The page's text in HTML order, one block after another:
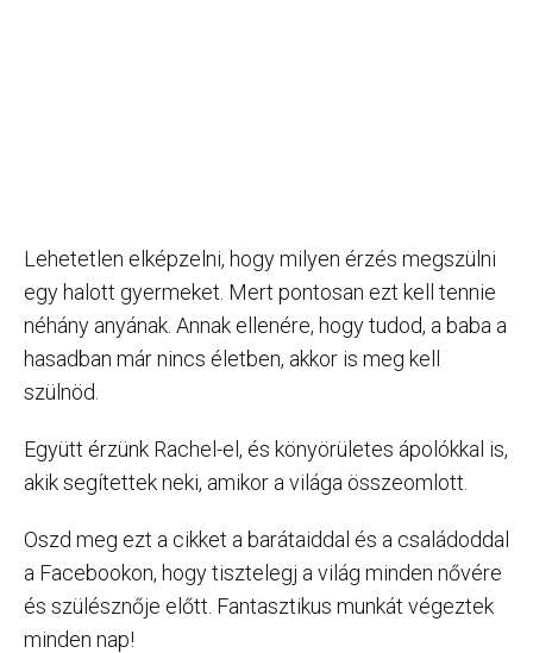
Lehetetlen elképzelni, hogy milyen érzés megszülni
egy halott gyermeket. Mert pontosan ezt kell tennie
néhány anyának. Annak ellenére, hogy tudod, a baba a
hasadban már nincs életben, akkor is meg kell
szülnöd.
Együtt érzünk Rachel-el, és könyörületes ápolókkal is,
akik segítettek neki, amikor a világa összeomlott.
Oszd meg ezt a cikket a barátaiddal és a családoddal
a Facebookon, hogy tisztelegj a világ minden nővére
és szülésznője előtt. Fantasztikus munkát végeztek
minden nap!